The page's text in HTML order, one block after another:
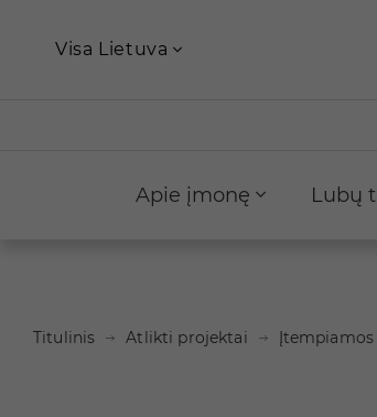
Visa Lietuva
Apie įmonę Lubų
Titulinis Atlikti projektai